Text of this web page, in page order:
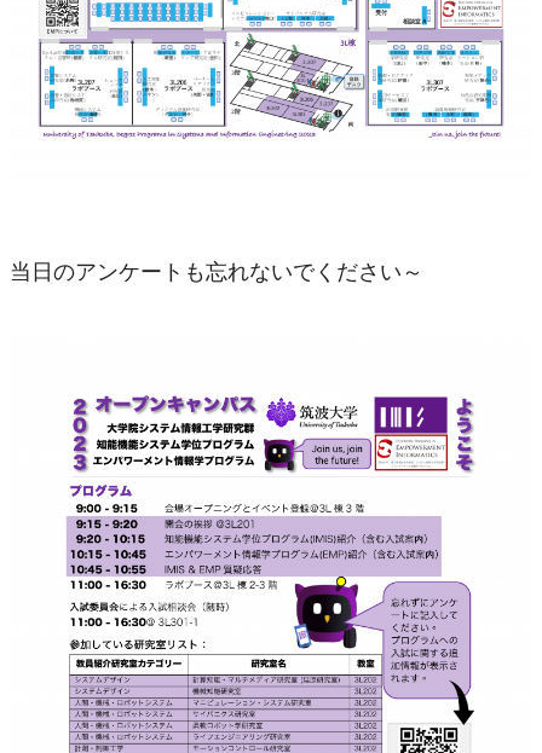
博士前期課程
博士後期課程
社会人の方へ
教員・学生向け
学年歴
TWINS（成績・履修管理）
Manaba（eラーニングシステム）
研究群掲示板システム
会議室予約 (3L棟)
会議室予約 (3L棟以外)
会議室予約（EMP）
当日のアンケートも忘れないでください～